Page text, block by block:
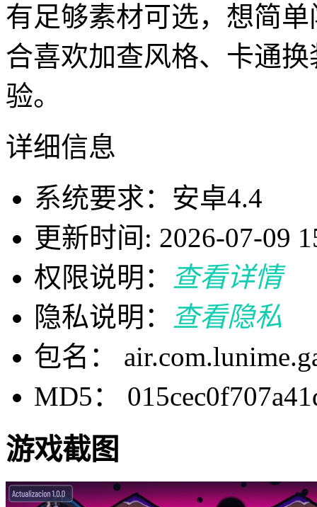
有足够素材可选，想简
合喜欢加查风格、卡通
验。
详细信息
系统要求：安卓4.4
更新时间: 2026-07-09
权限说明：
查看详情
隐私说明：
查看隐私
包名：
MD5：
游戏截图